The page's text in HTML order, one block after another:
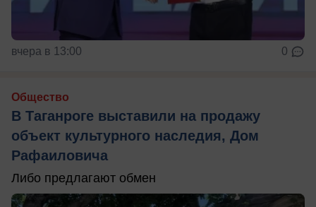
вчера в 13:00 0
Общество
В Таганроге выставили на продажу
объект культурного наследия, Дом
Рафаиловича
Либо предлагают обмен